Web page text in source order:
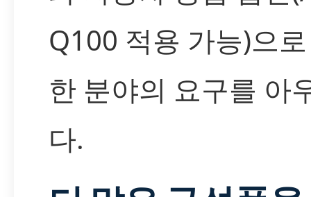
Q100 적용 가능)으
한 분야의 요구를 아
다.